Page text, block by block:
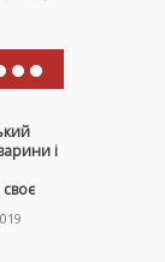
і